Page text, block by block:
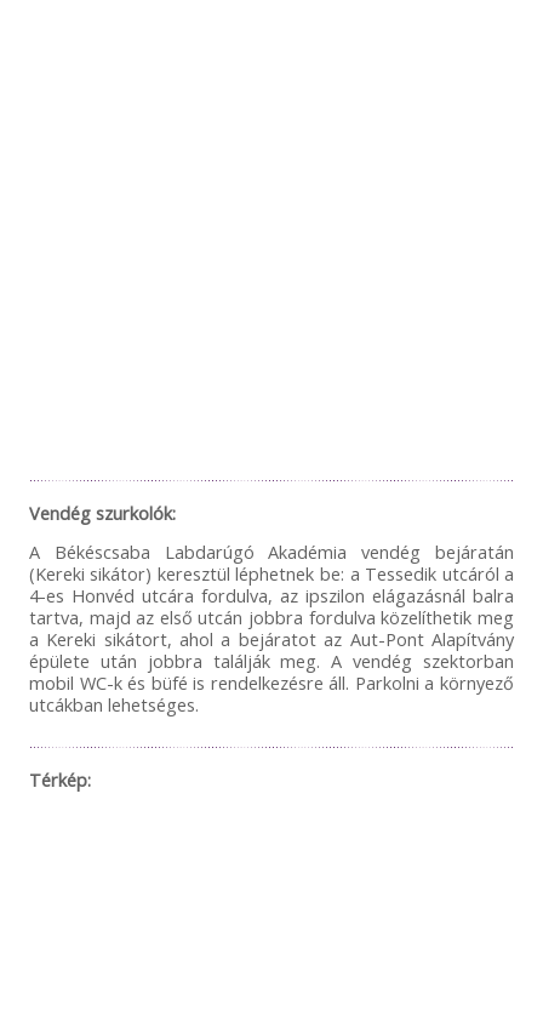
Vendég szurkolók:
A Békéscsaba Labdarúgó Akadémia vendég bejáratán
(Kereki sikátor) keresztül léphetnek be: a Tessedik utcáról a
4-es Honvéd utcára fordulva, az ipszilon elágazásnál balra
tartva, majd az első utcán jobbra fordulva közelíthetik meg
a Kereki sikátort, ahol a bejáratot az Aut-Pont Alapítvány
épülete után jobbra találják meg. A vendég szektorban
mobil WC-k és büfé is rendelkezésre áll. Parkolni a környező
utcákban lehetséges.
Térkép: